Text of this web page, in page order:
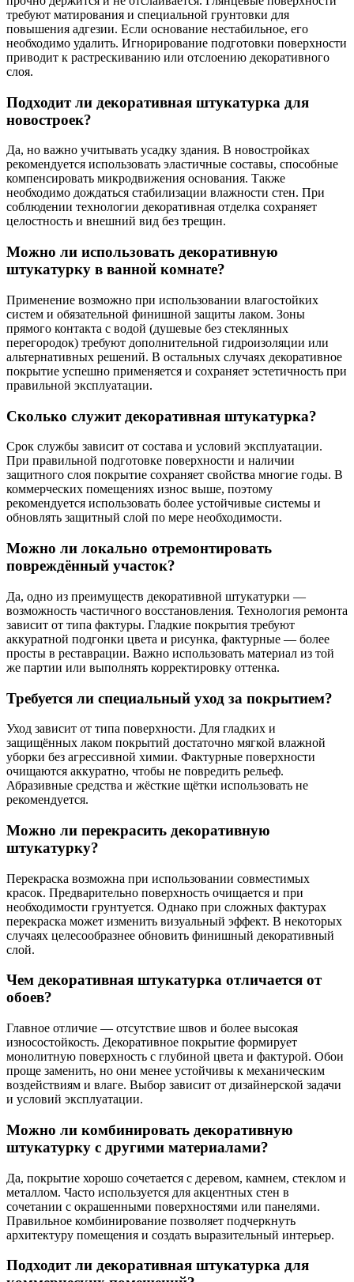
требуют матирования и специальной грунтовки для
повышения адгезии. Если основание нестабильное, его
необходимо удалить. Игнорирование подготовки поверхности
приводит к растрескиванию или отслоению декоративного
слоя.
Подходит ли декоративная штукатурка для
новостроек?
Да, но важно учитывать усадку здания. В новостройках
рекомендуется использовать эластичные составы, способные
компенсировать микродвижения основания. Также
необходимо дождаться стабилизации влажности стен. При
соблюдении технологии декоративная отделка сохраняет
целостность и внешний вид без трещин.
Можно ли использовать декоративную
штукатурку в ванной комнате?
Применение возможно при использовании влагостойких
систем и обязательной финишной защиты лаком. Зоны
прямого контакта с водой (душевые без стеклянных
перегородок) требуют дополнительной гидроизоляции или
альтернативных решений. В остальных случаях декоративное
покрытие успешно применяется и сохраняет эстетичность при
правильной эксплуатации.
Сколько служит декоративная штукатурка?
Срок службы зависит от состава и условий эксплуатации.
При правильной подготовке поверхности и наличии
защитного слоя покрытие сохраняет свойства многие годы. В
коммерческих помещениях износ выше, поэтому
рекомендуется использовать более устойчивые системы и
обновлять защитный слой по мере необходимости.
Можно ли локально отремонтировать
повреждённый участок?
Да, одно из преимуществ декоративной штукатурки —
возможность частичного восстановления. Технология ремонта
зависит от типа фактуры. Гладкие покрытия требуют
аккуратной подгонки цвета и рисунка, фактурные — более
просты в реставрации. Важно использовать материал из той
же партии или выполнять корректировку оттенка.
Требуется ли специальный уход за покрытием?
Уход зависит от типа поверхности. Для гладких и
защищённых лаком покрытий достаточно мягкой влажной
уборки без агрессивной химии. Фактурные поверхности
очищаются аккуратно, чтобы не повредить рельеф.
Абразивные средства и жёсткие щётки использовать не
рекомендуется.
Можно ли перекрасить декоративную
штукатурку?
Перекраска возможна при использовании совместимых
красок. Предварительно поверхность очищается и при
необходимости грунтуется. Однако при сложных фактурах
перекраска может изменить визуальный эффект. В некоторых
случаях целесообразнее обновить финишный декоративный
слой.
Чем декоративная штукатурка отличается от
обоев?
Главное отличие — отсутствие швов и более высокая
износостойкость. Декоративное покрытие формирует
монолитную поверхность с глубиной цвета и фактурой. Обои
проще заменить, но они менее устойчивы к механическим
воздействиям и влаге. Выбор зависит от дизайнерской задачи
и условий эксплуатации.
Можно ли комбинировать декоративную
штукатурку с другими материалами?
Да, покрытие хорошо сочетается с деревом, камнем, стеклом и
металлом. Часто используется для акцентных стен в
сочетании с окрашенными поверхностями или панелями.
Правильное комбинирование позволяет подчеркнуть
архитектуру помещения и создать выразительный интерьер.
Подходит ли декоративная штукатурка для